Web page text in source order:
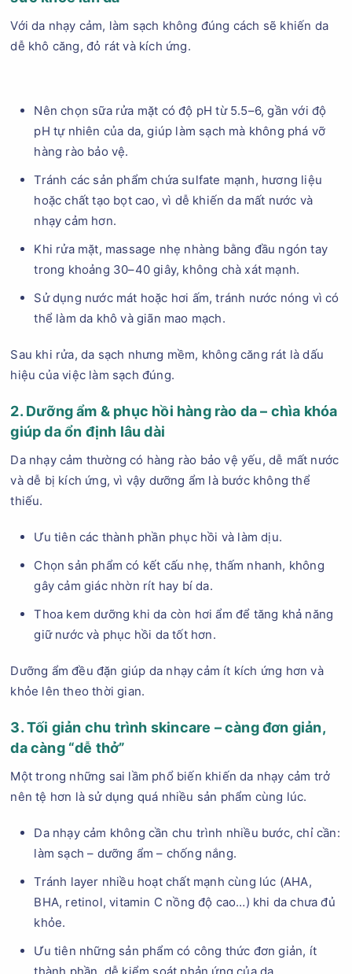
Với da nhạy cảm, làm sạch không đúng cách sẽ khiến da
dễ khô căng, đỏ rát và kích ứng.
Nên chọn sữa rửa mặt có độ pH từ 5.5–6, gần với độ
pH tự nhiên của da, giúp làm sạch mà không phá vỡ
hàng rào bảo vệ.
Tránh các sản phẩm chứa sulfate mạnh, hương liệu
hoặc chất tạo bọt cao, vì dễ khiến da mất nước và
nhạy cảm hơn.
Khi rửa mặt, massage nhẹ nhàng bằng đầu ngón tay
trong khoảng 30–40 giây, không chà xát mạnh.
Sử dụng nước mát hoặc hơi ấm, tránh nước nóng vì có
thể làm da khô và giãn mao mạch.
Sau khi rửa, da sạch nhưng mềm, không căng rát là dấu
hiệu của việc làm sạch đúng.
2. Dưỡng ẩm & phục hồi hàng rào da – chìa khóa
giúp da ổn định lâu dài
Da nhạy cảm thường có hàng rào bảo vệ yếu, dễ mất nước
và dễ bị kích ứng, vì vậy dưỡng ẩm là bước không thể
thiếu.
Ưu tiên các thành phần phục hồi và làm dịu.
Chọn sản phẩm có kết cấu nhẹ, thấm nhanh, không
gây cảm giác nhờn rít hay bí da.
Thoa kem dưỡng khi da còn hơi ẩm để tăng khả năng
giữ nước và phục hồi da tốt hơn.
Dưỡng ẩm đều đặn giúp da nhạy cảm ít kích ứng hơn và
khỏe lên theo thời gian.
3. Tối giản chu trình skincare – càng đơn giản,
da càng “dễ thở”
Một trong những sai lầm phổ biến khiến da nhạy cảm trở
nên tệ hơn là sử dụng quá nhiều sản phẩm cùng lúc.
Da nhạy cảm không cần chu trình nhiều bước, chỉ cần:
làm sạch – dưỡng ẩm – chống nắng.
Tránh layer nhiều hoạt chất mạnh cùng lúc (AHA,
BHA, retinol, vitamin C nồng độ cao…) khi da chưa đủ
khỏe.
Ưu tiên những sản phẩm có công thức đơn giản, ít